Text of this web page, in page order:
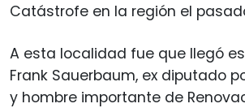
Catástrofe en la región el
A esta localidad fue que llegó
Frank Sauerbaum, ex diputado
y hombre importante de